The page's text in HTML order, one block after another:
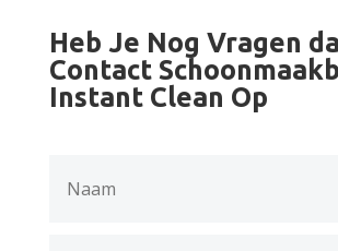
Heb Je Nog Vragen
Contact
Instant Clean Op